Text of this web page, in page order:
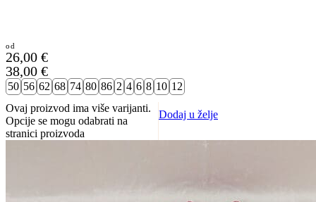
26,00 €
38,00 €
50 56 62 68 74 80 86 2 4 6 8 10 12
Ovaj proizvod ima više varijanti.
Opcije se mogu odabrati na
stranici proizvoda
Dodaj u želje